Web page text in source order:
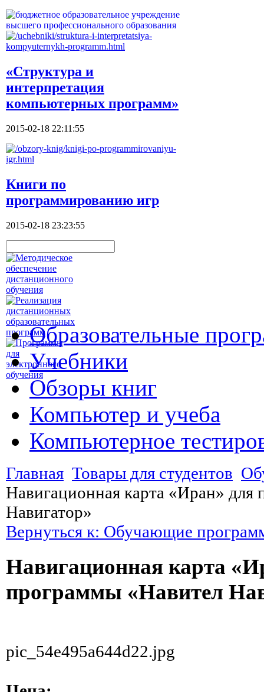
«Структура и
интерпретация
компьютерных программ»
2015-02-18 22:11:55
Книги по
программированию игр
2015-02-18 23:23:55
Образовательные
Учебники
Обзоры книг
Компьютер и учеба
Компьютерное
Главная Товары для студентов
Навигационная карта «Иран» для
Навигатор»
Вернуться к: Обучающие
Навигационная карта
программы «Навител
pic_54e495a644d22.jpg